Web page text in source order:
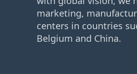
marketing,
centers in countries
Belgium and China.